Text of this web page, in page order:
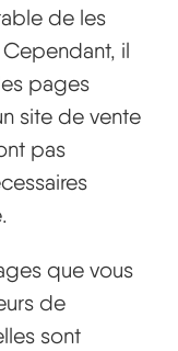
de les
il
pages
site de vente
pas
que vous
de
sont